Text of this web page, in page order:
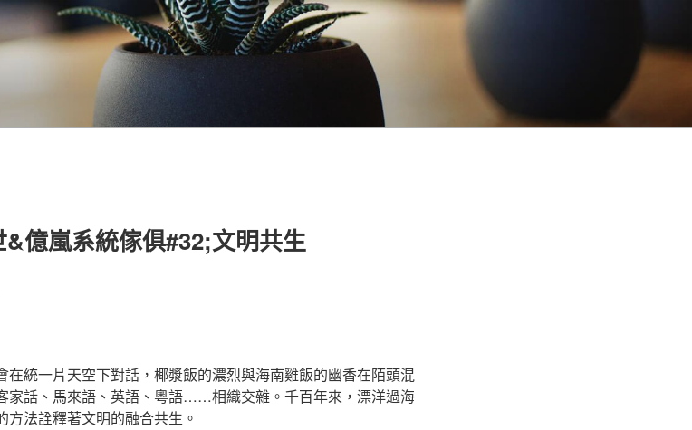
億嵐系統傢俱#32;文明共生
在統一片天空下對話，椰漿飯的濃烈與海南雞飯的幽香在陌頭混
家話、馬來語、英語、粵語……相織交雜。千百年來，漂洋過海
法詮釋著文明的融合共生。